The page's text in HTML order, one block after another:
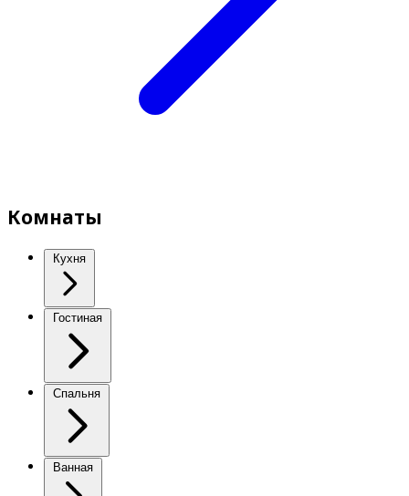
Комнаты
Кухня
Гостиная
Спальня
Ванная